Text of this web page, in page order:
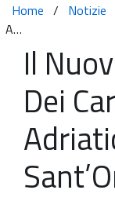
Home / Notizie
A…
Il
Dei